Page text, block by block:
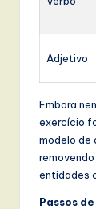
Adjetivo
Embora
exercício
modelo de
entidades
Passos